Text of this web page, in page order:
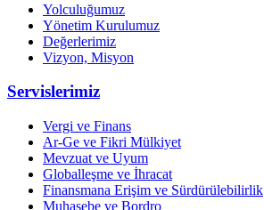
Yolculuğumuz
Yönetim Kurulumuz
Değerlerimiz
Vizyon, Misyon
Servislerimiz
Vergi ve Finans
Ar-Ge ve Fikri Mülkiyet
Mevzuat ve Uyum
Globalleşme ve İhracat
Finansmana Erişim ve Sürdürülebilirlik
Muhasebe ve Bordro